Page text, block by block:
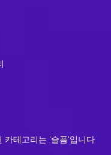
카테고리는 '슬픔'입니다